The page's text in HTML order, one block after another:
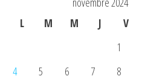
L
M M J V
1
4
5 6 7 8